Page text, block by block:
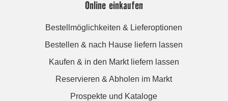
Online einkaufen
Bestellmöglichkeiten & Lieferoptionen
Bestellen & nach Hause liefern lassen
Kaufen & in den Markt liefern lassen
Reservieren & Abholen im Markt
Prospekte und Kataloge